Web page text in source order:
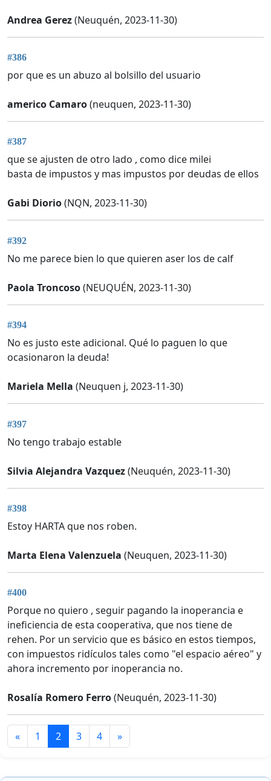
Andrea Gerez(Neuquén, 2023-11-30)
#386
por que es un abuzo al bolsillo del usuario
americo Camaro(neuquen, 2023-11-30)
#387
que se ajusten de otro lado , como dice milei
basta de impustos y mas impustos por deudas de ellos
Gabi Diorio(NQN, 2023-11-30)
#392
No me parece bien lo que quieren aser los de calf
Paola Troncoso(NEUQUÉN, 2023-11-30)
#394
No es justo este adicional. Qué lo paguen lo que
ocasionaron la deuda!
Mariela Mella (Neuquen j, 2023-11-30)
#397
No tengo trabajo estable
Silvia Alejandra Vazquez(Neuquén, 2023-11-30)
#398
Estoy HARTA que nos roben.
Marta Elena Valenzuela (Neuquen, 2023-11-30)
#400
Porque no quiero , seguir pagando la inoperancia e
ineficiencia de esta cooperativa, que nos tiene de
rehen. Por un servicio que es básico en estos tiempos,
con impuestos ridículos tales como "el espacio aéreo" y
ahora incremento por inoperancia no.
Rosalía Romero Ferro(Neuquén, 2023-11-30)
« 1 2 3 4 »